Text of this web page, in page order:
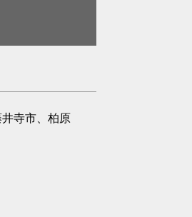
寺市、柏原